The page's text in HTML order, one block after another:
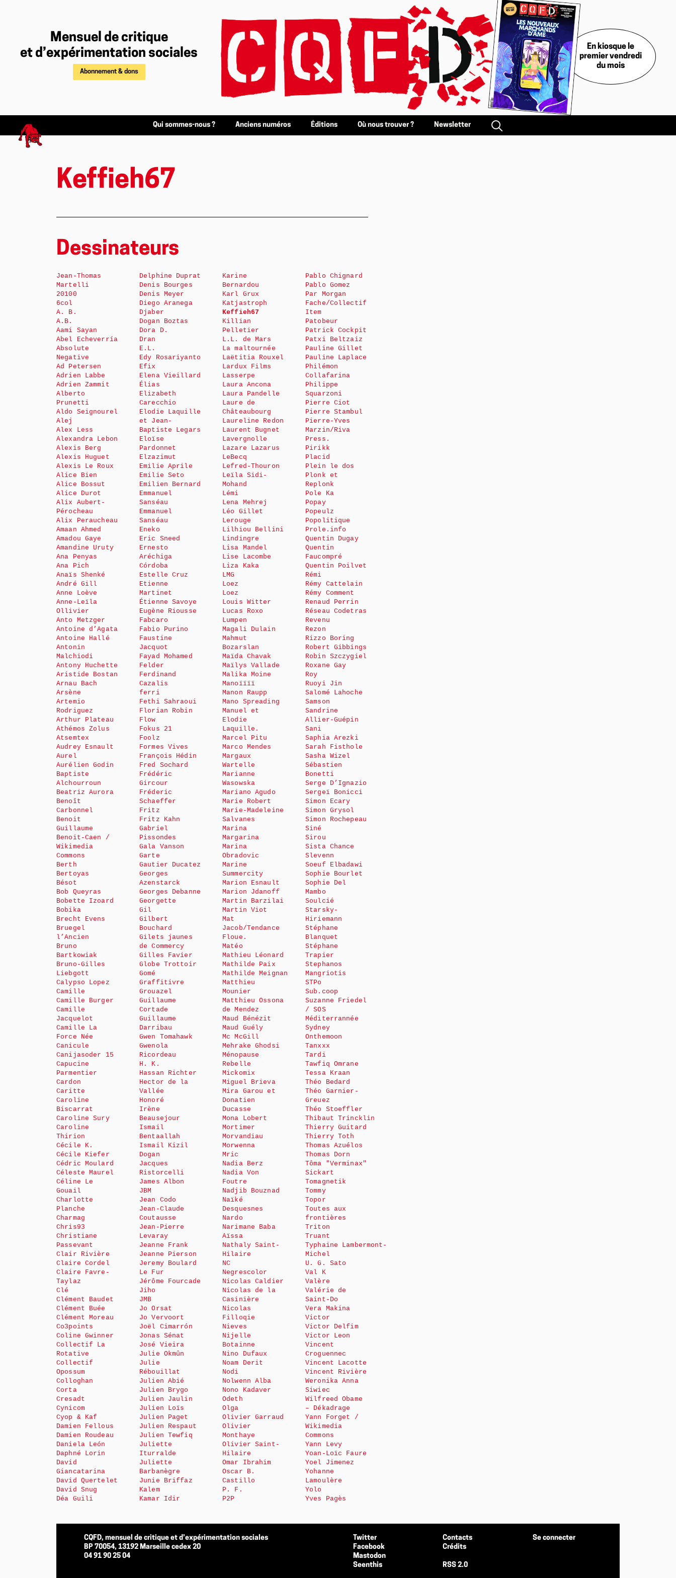
Mensuel de critique
et d’expérimentation sociales
Abonnement & dons
En kiosque le
premier vendredi
du mois
Qui sommes-nous ? Anciens numéros Éditions Où nous trouver ? Newsletter
Keffieh67
Dessinateurs
Jean-Thomas
Martelli
20100
6col
A. B.
A.B.
Aami Sayan
Abel Echeverría
Absolute
Negative
Ad Petersen
Adrien Labbe
Adrien Zammit
Alberto
Prunetti
Aldo Seignourel
Alej
Alex Less
Alexandra Lebon
Alexis Berg
Alexis Huguet
Alexis Le Roux
Alice Bien
Alice Bossut
Alice Durot
Alix Aubert-
Pérocheau
Alix Peraucheau
Amaan Ahmed
Amadou Gaye
Amandine Uruty
Ana Penyas
Ana Pich
Anaïs Shenké
André Gill
Anne Loève
Anne-Leïla
Ollivier
Anto Metzger
Antoine d’Agata
Antoine Hallé
Antonin
Malchiodi
Antony Huchette
Aristide Bostan
Arnau Bach
Arsène
Artemio
Rodriguez
Arthur Plateau
Athémos Zolus
Atsemtex
Audrey Esnault
Aurel
Aurélien Godin
Baptiste
Alchourroun
Beatriz Aurora
Benoît
Carbonnel
Benoit
Guillaume
Benoit-Caen /
Wikimedia
Commons
Berth
Bertoyas
Bésot
Bob Queyras
Bobette Izoard
Bobika
Brecht Evens
Bruegel
l’Ancien
Bruno
Bartkowiak
Bruno-Gilles
Liebgott
Calypso Lopez
Camille
Camille Burger
Camille
Jacquelot
Camille La
Force Née
Canicule
Canijasoder 15
Capucine
Parmentier
Cardon
Caritte
Caroline
Biscarrat
Caroline Sury
Caroline
Thirion
Cécile K.
Cécile Kiefer
Cédric Moulard
Céleste Maurel
Céline Le
Gouail
Charlotte
Planche
Charmag
Chris93
Christiane
Passevant
Clair Rivière
Claire Cordel
Claire Favre-
Taylaz
Clé
Clément Baudet
Clément Buée
Clément Moreau
Co3points
Coline Gwinner
Collectif La
Rotative
Collectif
Opossum
Colloghan
Corta
Cresadt
Cynicom
Cyop & Kaf
Damien Fellous
Damien Roudeau
Daniela León
Daphné Lorin
David
Giancatarina
David Quertelet
David Snug
Déa Guili
Delphine Duprat
Denis Bourges
Denis Meyer
Diego Aranega
Djaber
Dogan Boztas
Dora D.
Dran
E.L.
Edy Rosariyanto
Efix
Elena Vieillard
Élias
Elizabeth
Carecchio
Elodie Laquille
et Jean-
Baptiste Legars
Eloïse
Pardonnet
Elzazimut
Emilie Aprile
Emilie Seto
Emilien Bernard
Emmanuel
Sanséau
Emmanuel
Sanséau
Eneko
Eric Sneed
Ernesto
Aréchiga
Córdoba
Estelle Cruz
Etienne
Martinet
Étienne Savoye
Eugène Riousse
Fabcaro
Fabio Purino
Faustine
Jacquot
Fayad Mohamed
Felder
Ferdinand
Cazalis
ferri
Fethi Sahraoui
Florian Robin
Flow
Fokus 21
Foolz
Formes Vives
François Hédin
Fred Sochard
Frédéric
Gircour
Fréderic
Schaeffer
Fritz
Fritz Kahn
Gabriel
Pissondes
Gala Vanson
Garte
Gautier Ducatez
Georges
Azenstarck
Georges Debanne
Georgette
Gil
Gilbert
Bouchard
Gilets jaunes
de Commercy
Gilles Favier
Globe Trottoir
Gomé
Graffitivre
Grouazel
Guillaume
Cortade
Guillaume
Darribau
Gwen Tomahawk
Gwenola
Ricordeau
H. K.
Hassan Richter
Hector de la
Vallée
Honoré
Irène
Beausejour
Ismail
Bentaallah
Ismail Kizil
Dogan
Jacques
Ristorcelli
James Albon
JBM
Jean Codo
Jean-Claude
Coutausse
Jean-Pierre
Levaray
Jeanne Frank
Jeanne Pierson
Jeremy Boulard
Le Fur
Jérôme Fourcade
Jiho
JMB
Jo Orsat
Jo Vervoort
Joël Cimarrón
Jonas Sénat
José Vieira
Julie Okmûn
Julie
Rébouillat
Julien Abié
Julien Brygo
Julien Jaulin
Julien Loïs
Julien Paget
Julien Respaut
Julien Tewfiq
Juliette
Iturralde
Juliette
Barbanègre
Junie Briffaz
Kalem
Kamar Idir
Karine
Bernardou
Karl Grux
Katjastroph
Keffieh67
Killian
Pelletier
L.L. de Mars
La maltournée
Laëtitia Rouxel
Lardux Films
Lasserpe
Laura Ancona
Laura Pandelle
Laure de
Châteaubourg
Laureline Redon
Laurent Bugnet
Lavergnolle
Lazare Lazarus
LeBecq
Lefred-Thouron
Leïla Sidi-
Mohand
Lémi
Lena Mehrej
Léo Gillet
Lerouge
Lilhiou Bellini
Lindingre
Lisa Mandel
Lise Lacombe
Liza Kaka
LMG
Loez
Loez
Louis Witter
Lucas Roxo
Lumpen
Magali Dulain
Mahmut
Bozarslan
Maïda Chavak
Maïlys Vallade
Malika Moine
Manoïïïï
Manon Raupp
Mano Spreading
Manuel et
Elodie
Laquille.
Marcel Pitu
Marco Mendes
Margaux
Wartelle
Marianne
Wasowska
Mariano Agudo
Marie Robert
Marie-Madeleine
Salvanes
Marina
Margarina
Marina
Obradovic
Marine
Summercity
Marion Esnault
Marion Jdanoff
Martin Barzilai
Martin Viot
Mat
Jacob/Tendance
Floue.
Matéo
Mathieu Léonard
Mathilde Paix
Mathilde Meignan
Matthieu
Mounier
Matthieu Ossona
de Mendez
Maud Bénézit
Maud Guély
Mc McGill
Mehrake Ghodsi
Ménopause
Rebelle
Mickomix
Miguel Brieva
Mira Garou et
Donatien
Ducasse
Mona Lobert
Mortimer
Morvandiau
Morwenna
Mric
Nadia Berz
Nadia Von
Foutre
Nadjib Bouznad
Naïké
Desquesnes
Nardo
Narimane Baba
Aïssa
Nathaly Saint-
Hilaire
NC
Negrescolor
Nicolas Caldier
Nicolas de la
Casinière
Nicolas
Filloqie
Nieves
Nijelle
Botainne
Nino Dufaux
Noam Derit
Nodi
Nolwenn Alba
Nono Kadaver
Odeth
Olga
Olivier Garraud
Olivier
Monthaye
Olivier Saint-
Hilaire
Omar Ibrahim
Oscar B.
Castillo
P. F.
P2P
Pablo Chignard
Pablo Gomez
Par Morgan
Fache/Collectif
Item
Patobeur
Patrick Cockpit
Patxi Beltzaiz
Pauline Gillet
Pauline Laplace
Philémon
Collafarina
Philippe
Squarzoni
Pierre Ciot
Pierre Stambul
Pierre-Yves
Marzin/Riva
Press.
Pirikk
Placid
Plein le dos
Plonk et
Replonk
Pole Ka
Popay
Popeulz
Popolitique
Prole.info
Quentin Dugay
Quentin
Faucompré
Quentin Poilvet
Rémi
Rémy Cattelain
Rémy Comment
Renaud Perrin
Réseau Codetras
Revenu
Rezon
Rizzo Boring
Robert Gibbings
Robin Szczygiel
Roxane Gay
Roy
Ruoyi Jin
Salomé Lahoche
Samson
Sandrine
Allier-Guépin
Sani
Saphia Arezki
Sarah Fisthole
Sasha Wizel
Sébastien
Bonetti
Serge D’Ignazio
Sergeï Bonicci
Simon Ecary
Simon Grysol
Simon Rochepeau
Siné
Sirou
Sista Chance
Slevenn
Soeuf Elbadawi
Sophie Bourlet
Sophie Del
Mambo
Soulcié
Starsky-
Hiriemann
Stéphane
Blanquet
Stéphane
Trapier
Stephanos
Mangriotis
STPo
Sub.coop
Suzanne Friedel
/ SOS
Méditerrannée
Sydney
Onthemoon
Tanxxx
Tardi
Tawfiq Omrane
Tessa Kraan
Théo Bedard
Théo Garnier-
Greuez
Théo Stoeffler
Thibaut Trincklin
Thierry Guitard
Thierry Toth
Thomas Azuélos
Thomas Dorn
Tôma "Verminax"
Sickart
Tomagnetik
Tommy
Topor
Toutes aux
frontières
Triton
Truant
Typhaine Lambermont-
Michel
U. G. Sato
Val K
Valère
Valérie de
Saint-Do
Vera Makina
Victor
Victor Delfim
Victor Leon
Vincent
Croguennec
Vincent Lacotte
Vincent Rivière
Weronika Anna
Siwiec
Wilfreed Obame
– Dékadrage
Yann Forget /
Wikimedia
Commons
Yann Levy
Yoan-Loïc Faure
Yoel Jimenez
Yohanne
Lamoulère
Yolo
Yves Pagès
CQFD, mensuel de critique et d’expérimentation sociales
BP 70054, 13192 Marseille cedex 20
04 91 90 25 04
Twitter
Facebook
Mastodon
Seenthis
Contacts
Crédits
RSS 2.0
Se connecter